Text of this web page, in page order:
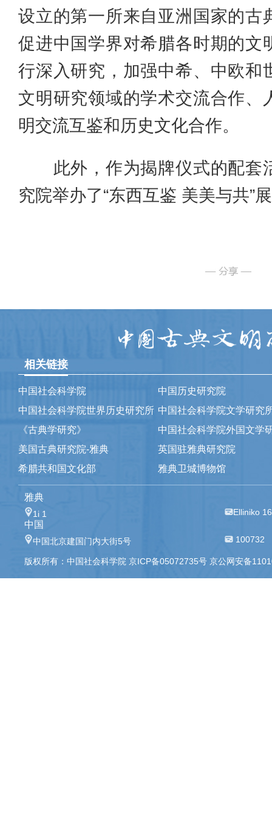
设立的第一所来自亚洲国家的古
促进中国学界对希腊各时期的文
行深入研究，加强中希、中欧和
文明研究领域的学术交流合作、
明交流互鉴和历史文化合作。
此外，作为揭牌仪式的配套
究院举办了“东西互鉴 美美与共”
相关链接
中国社会科学院
中国历史研究院
中国社会科学院世界历史研究所 中国社会科学院文学研究
《古典学研究》
中国社会科学院外国文学
美国古典研究院-雅典
英国驻雅典研究院
希腊共和国文化部
雅典卫城博物馆
雅典
1i 1 Elliniko
中国
中国北京建国门内大街5号 100732
版权所有：中国社会科学院 京ICP备05072735号 京公网安备